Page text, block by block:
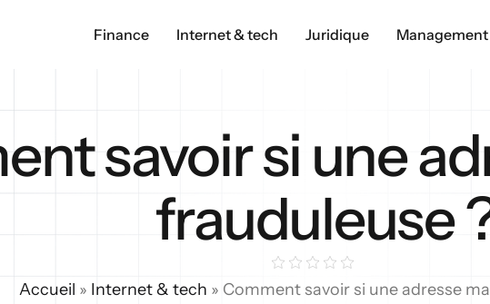
Finance Internet & tech Juridique Management
savoir si une
frauduleuse
Accueil » Internet & tech » Comment savoir si une adresse